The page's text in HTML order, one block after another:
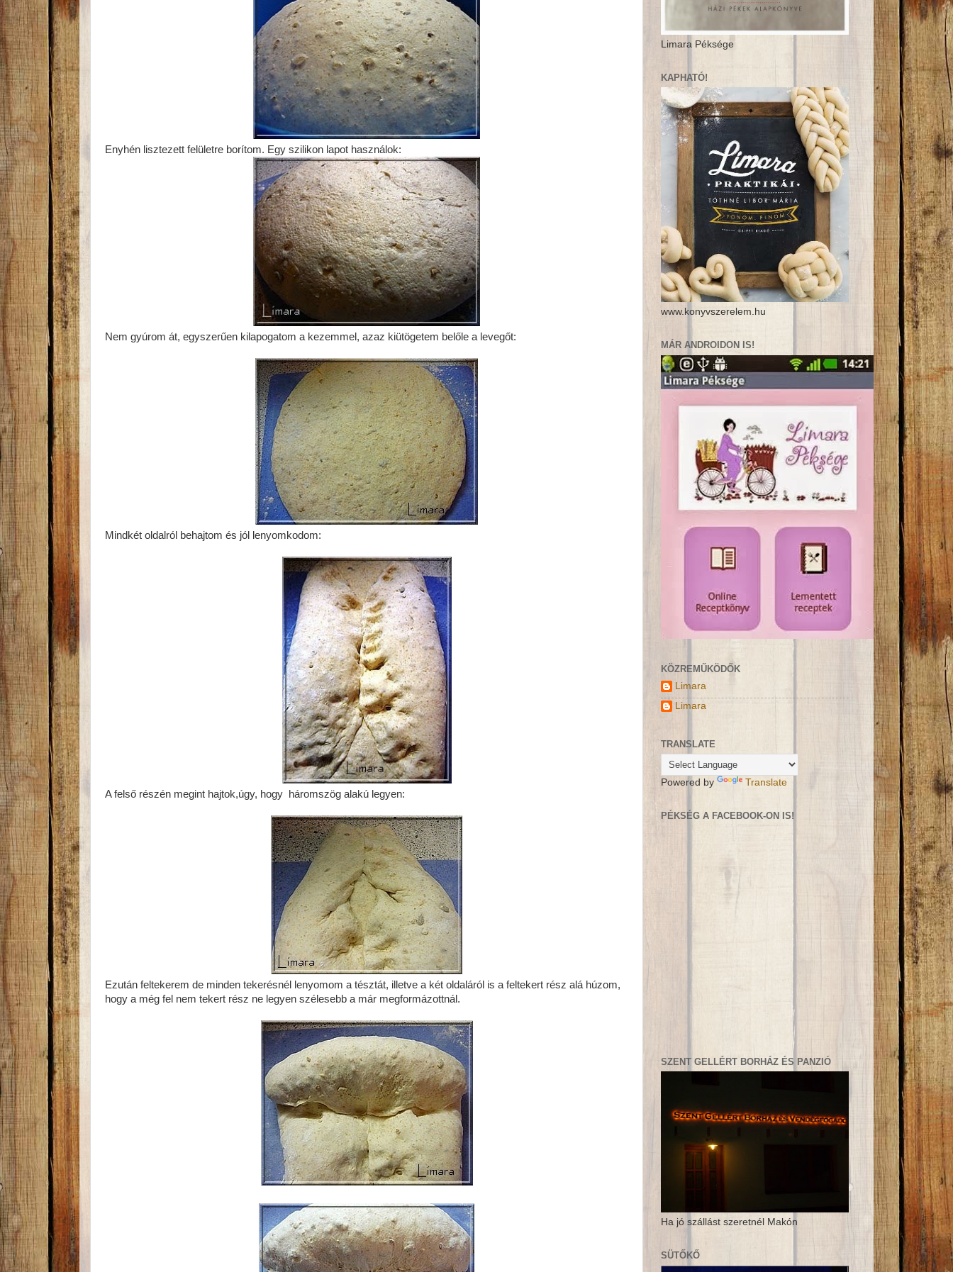
Enyhén lisztezett felületre borítom. Egy szilikon lapot használok:
Nem gyúrom át, egyszerűen kilapogatom a kezemmel, azaz kiütögetem belőle a levegőt:
Mindkét oldalról behajtom és jól lenyomkodom:
A felső részén megint hajtok,úgy, hogy háromszög alakú legyen:
Ezután feltekerem de minden tekerésnél lenyomom a tésztát, illetve a két oldaláról is a feltekert rész alá húzom,
hogy a még fel nem tekert rész ne legyen szélesebb a már megformázottnál.
Limara Péksége
KAPHATÓ!
www.konyvszerelem.hu
MÁR ANDROIDON IS!
KÖZREMŰKÖDŐK
Limara
Limara
TRANSLATE
Powered by Translate
PÉKSÉG A FACEBOOK-ON IS!
SZENT GELLÉRT BORHÁZ ÉS PANZIÓ
Ha jó szállást szeretnél Makón
SÜTŐKŐ